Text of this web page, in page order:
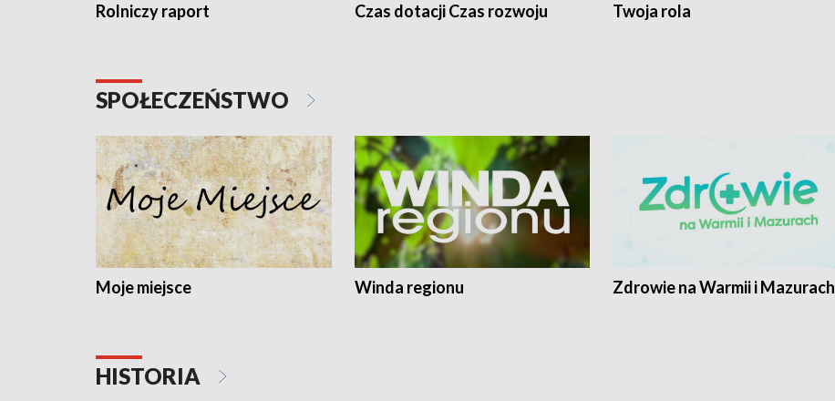
Rolniczy raport Czas dotacji Czas rozwoju Twoja rola
SPOŁECZEŃSTWO
Moje miejsce Winda regionu Zdrowie na Warmii i Mazurach
HISTORIA